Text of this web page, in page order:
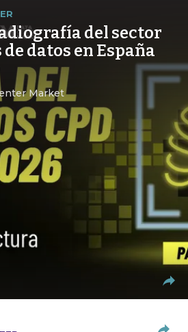
del sector
datos en España
Market